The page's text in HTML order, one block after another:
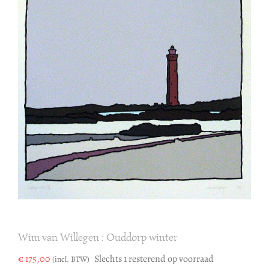
Wim van Willegen : Ouddorp winter
€175,00 (incl. BTW) Slechts 1 resterend op voorraad